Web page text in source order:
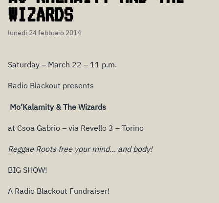
WIZARDS
lunedì 24 febbraio 2014
Saturday – March 22 – 11 p.m.
Radio Blackout presents
Mo’Kalamity & The Wizards
at Csoa Gabrio – via Revello 3 – Torino
Reggae Roots free your mind… and body!
BIG SHOW!
A Radio Blackout Fundraiser!